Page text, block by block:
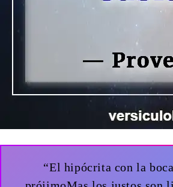
“El hipócrita con la